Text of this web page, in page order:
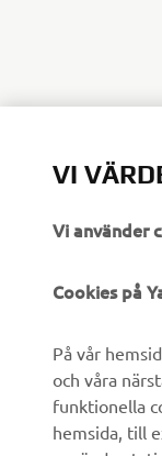
FÖRETAG
Om oss
Nyheter
VI
Vi använder
Cookies på
På vår
och våra
funktionella
hemsida, till